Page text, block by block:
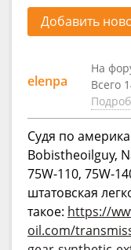
Добавить
elenpa
На
Всего
Судя по
Bobistheoilguy,
75W-110, 75W-
штатовская
такое: https://
oil.com/